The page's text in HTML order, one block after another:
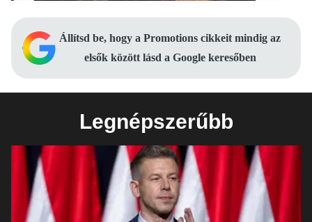
Állítsd be, hogy a Promotions cikkeit mindig az
elsők között lásd a Google keresőben
Legnépszerűbb